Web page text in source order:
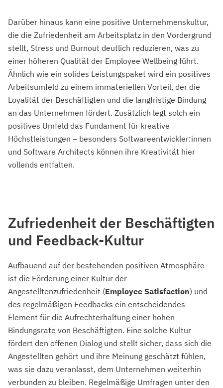
Darüber hinaus kann eine positive Unternehmenskultur,
die die Zufriedenheit am Arbeitsplatz in den Vordergrund
stellt, Stress und Burnout deutlich reduzieren, was zu
einer höheren Qualität der Employee Wellbeing führt.
Ähnlich wie ein solides Leistungspaket wird ein positives
Arbeitsumfeld zu einem immateriellen Vorteil, der die
Loyalität der Beschäftigten und die langfristige Bindung
an das Unternehmen fördert. Zusätzlich legt solch ein
positives Umfeld das Fundament für kreative
Höchstleistungen – besonders Softwareentwickler:innen
und Software Architects können ihre Kreativität hier
vollends entfalten.
Zufriedenheit der Beschäftigten
und Feedback-Kultur
Aufbauend auf der bestehenden positiven Atmosphäre
ist die Förderung einer Kultur der
Angestelltenzufriedenheit (Employee Satisfaction) und
des regelmäßigen Feedbacks ein entscheidendes
Element für die Aufrechterhaltung einer hohen
Bindungsrate von Beschäftigten. Eine solche Kultur
fördert den offenen Dialog und stellt sicher, dass sich die
Angestellten gehört und ihre Meinung geschätzt fühlen,
was sie dazu veranlasst, dem Unternehmen weiterhin
verbunden zu bleiben. Regelmäßige Umfragen unter den